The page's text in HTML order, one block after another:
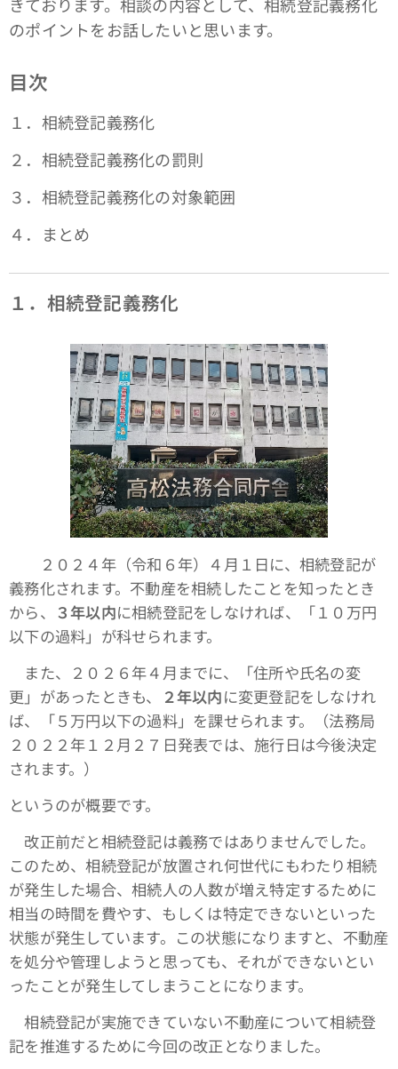
のポイントをお話したいと思います。
目次
１．相続登記義務化
２．相続登記義務化の罰則
３．相続登記義務化の対象範囲
４．まとめ
１．相続登記義務化
２０２４年（令和６年）４月１日に、相続登記が
義務化されます。不動産を相続したことを知ったとき
から、
３年以内に相続登記をしなければ、「１０万円
以下の過料」が科せられます。
また、２０２６年４月までに、「住所や氏名の変
更」があったときも、
２年以内に変更登記をしなけれ
ば、「５万円以下の過料」を課せられます。（法務局
２０２２年１２月２７日発表では、施行日は今後決定
されます。）
というのが概要です。
改正前だと相続登記は義務ではありませんでした。
このため、相続登記が放置され何世代にもわたり相続
が発生した場合、相続人の人数が増え特定するために
相当の時間を費やす、もしくは特定できないといった
状態が発生しています。この状態になりますと、不動産
を処分や管理しようと思っても、それができないとい
ったことが発生してしまうことになります。
相続登記が実施できていない不動産について相続登
記を推進するために今回の改正となりました。